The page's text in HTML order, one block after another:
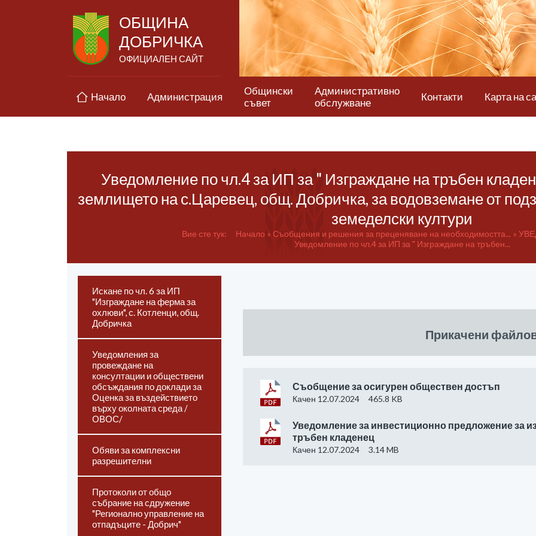
ОБЩИНА
ДОБРИЧКА
ОФИЦИАЛЕН САЙТ
Начало Администрация
Общински
съвет
Административно
обслужване
Контакти Карта на
Уведомление по чл.4 за ИП за " Изграждане на тръбен
землището на с.Царевец, общ. Добричка, за водовземане от
земеделски култури
Вие сте тук: Начало Съобщения и решения за преценяване на необходимостта...
Уведомление по чл.4 за ИП за " Изграждане на тръбен...
Искане по чл. 6 за ИП
"Изграждане на ферма за
охлюви", с. Котленци, общ.
Добричка
Уведомления за
провеждане на
консултации и обществени
обсъждания по доклади за
Оценка за въздействието
върху околната среда /
ОВОС/
Обяви за комплексни
разрешителни
Протоколи от общо
събрание на сдружение
"Регионално управление на
отпадъците - Добрич"
Прикачени
Съобщение за осигурен обществен достъп
Качен 12.07.2024 465.8 KB
Уведомление за инвестиционно предложение за
тръбен кладенец
Качен 12.07.2024 3.14 MB